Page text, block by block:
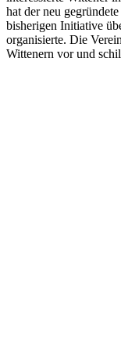
hat der neu
bisherigen Initiative
organisierte. Die
Wittenern vor und